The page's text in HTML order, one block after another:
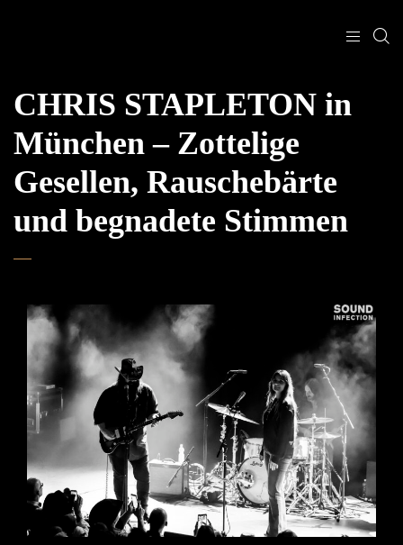
CHRIS STAPLETON in
München – Zottelige
Gesellen, Rauschebärte
und begnadete Stimmen